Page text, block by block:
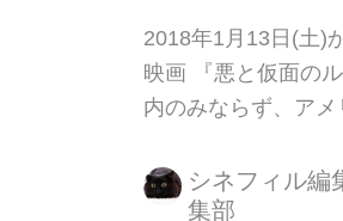
2018年1月13日(土)
映画 『悪と仮面の
内のみならず、ア
トリート・ジャーナ
テリー10小説」に
シネフィル編
集部